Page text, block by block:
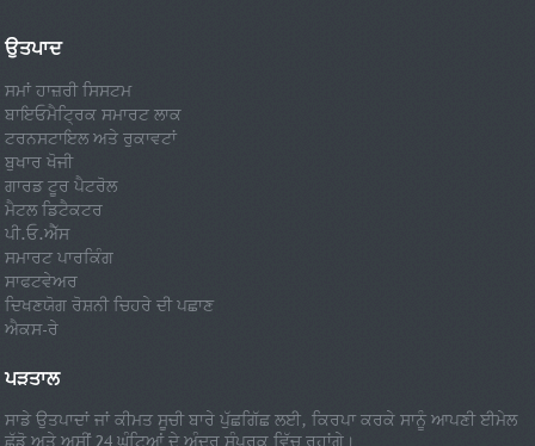
ਉਤਪਾਦ
ਸਮਾਂ ਹਾਜ਼ਰੀ ਸਿਸਟਮ
ਬਾਇਓਮੈਟ੍ਰਿਕ ਸਮਾਰਟ ਲਾਕ
ਟਰਨਸਟਾਇਲ ਅਤੇ ਰੁਕਾਵਟਾਂ
ਬੁਖਾਰ ਖੋਜੀ
ਗਾਰਡ ਟੂਰ ਪੈਟਰੋਲ
ਮੈਟਲ ਡਿਟੈਕਟਰ
ਪੀ.ਓ.ਐੱਸ
ਸਮਾਰਟ ਪਾਰਕਿੰਗ
ਸਾਫਟਵੇਅਰ
ਦਿਖਣਯੋਗ ਰੋਸ਼ਨੀ ਚਿਹਰੇ ਦੀ ਪਛਾਣ
ਐਕਸ-ਰੇ
ਪੜਤਾਲ
ਸਾਡੇ ਉਤਪਾਦਾਂ ਜਾਂ ਕੀਮਤ ਸੂਚੀ ਬਾਰੇ ਪੁੱਛਗਿੱਛ ਲਈ, ਕਿਰਪਾ ਕਰਕੇ ਸਾਨੂੰ ਆਪਣੀ ਈਮੇਲ
ਛੱਡੋ ਅਤੇ ਅਸੀਂ 24 ਘੰਟਿਆਂ ਦੇ ਅੰਦਰ ਸੰਪਰਕ ਵਿੱਚ ਰਹਾਂਗੇ।